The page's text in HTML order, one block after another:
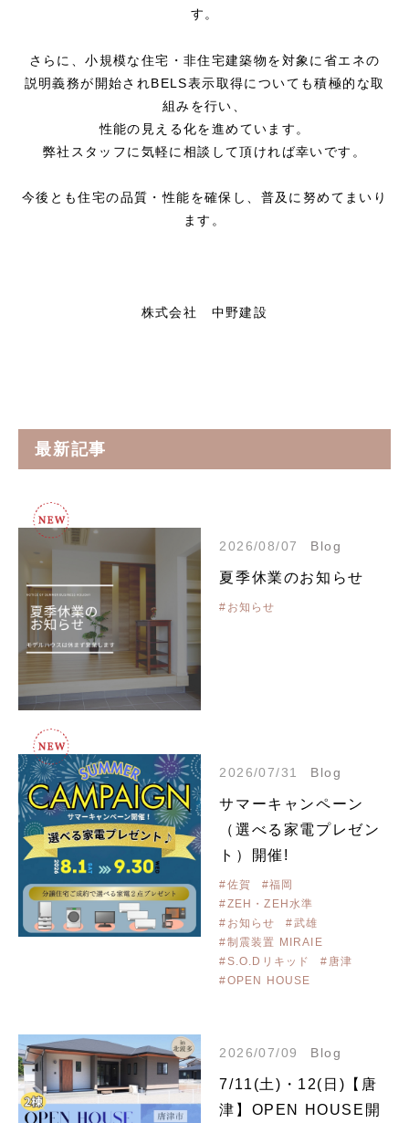
す。
さらに、小規模な住宅・非住宅建築物を対象に省エネの
説明義務が開始されBELS表示取得についても積極的な取
組みを行い、
性能の見える化を進めています。
弊社スタッフに気軽に相談して頂ければ幸いです。
今後とも住宅の品質・性能を確保し、普及に努めてまいり
ます。
株式会社 中野建設
最新記事
2026/08/07 Blog
夏季休業のお知らせ
#お知らせ
2026/07/31 Blog
サマーキャンペーン
（選べる家電プレゼン
ト）開催!
#佐賀
#福岡
#ZEH・ZEH水準
#お知らせ
#武雄
#制震装置 MIRAIE
#S.O.Dリキッド
#唐津
#OPEN HOUSE
2026/07/09 Blog
7/11(土)・12(日)【唐
津】OPEN HOUSE開